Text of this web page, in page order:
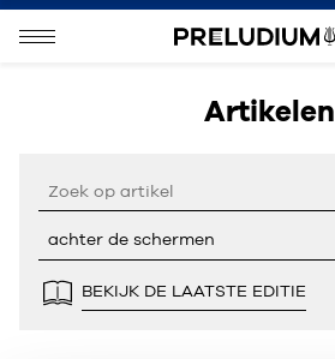
Artikelen
BEKIJK DE LAATSTE EDITIE